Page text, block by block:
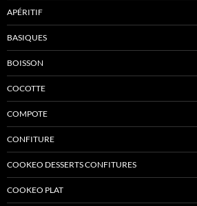
APÉRITIF
BASIQUES
BOISSON
COCOTTE
COMPOTE
CONFITURE
COOKEO DESSERTS CONFITURES
COOKEO PLAT